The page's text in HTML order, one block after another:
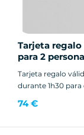
Tarjeta regalo
para 2
Tarjeta regalo
durante 1h30
74 €